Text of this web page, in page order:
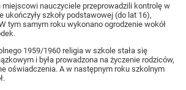
miejscowi nauczyciele przeprowadzili kontrolę w
ukończyły szkoły podstawowej (do lat 16),
tym samym roku wykonano ogrodzenie wokół
1959/1960 religia w szkole stała się
i była prowadzona na życzenie rodziców,
oświadczenia. A w następnym roku szkolnym